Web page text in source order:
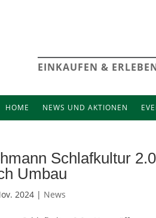
EINKAUFEN &
HOME NEWS UND AKTIONEN
Schlafkultur
Umbau
2024 | News